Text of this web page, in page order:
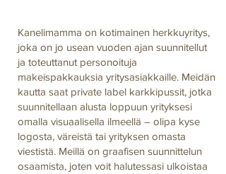
Kanelimamma on kotimainen herkkuyritys,
joka on jo usean vuoden ajan suunnitellut
ja toteuttanut personoituja
makeispakkauksia yritysasiakkaille. Meidän
kautta saat private label karkkipussit, jotka
suunnitellaan alusta loppuun yrityksesi
omalla visuaalisella ilmeellä – olipa kyse
logosta, väreistä tai yrityksen omasta
viestistä. Meillä on graafisen suunnittelun
osaamista, joten voit halutessasi ulkoistaa